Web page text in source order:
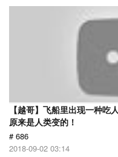
【越哥】飞船里出现一种
原来是人类变的！
# 686
2018-09-02 03:14